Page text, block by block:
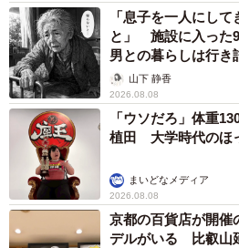
「息子を一人にし
と」 施設に入った
男との暮らしは行
から】山下 静香
2026.08.08
「ウソだろ」体重
植田 大学時代のほ
まいどなメディア
2026.08.08
京都の百貨店が開催
デルがいる 比叡山